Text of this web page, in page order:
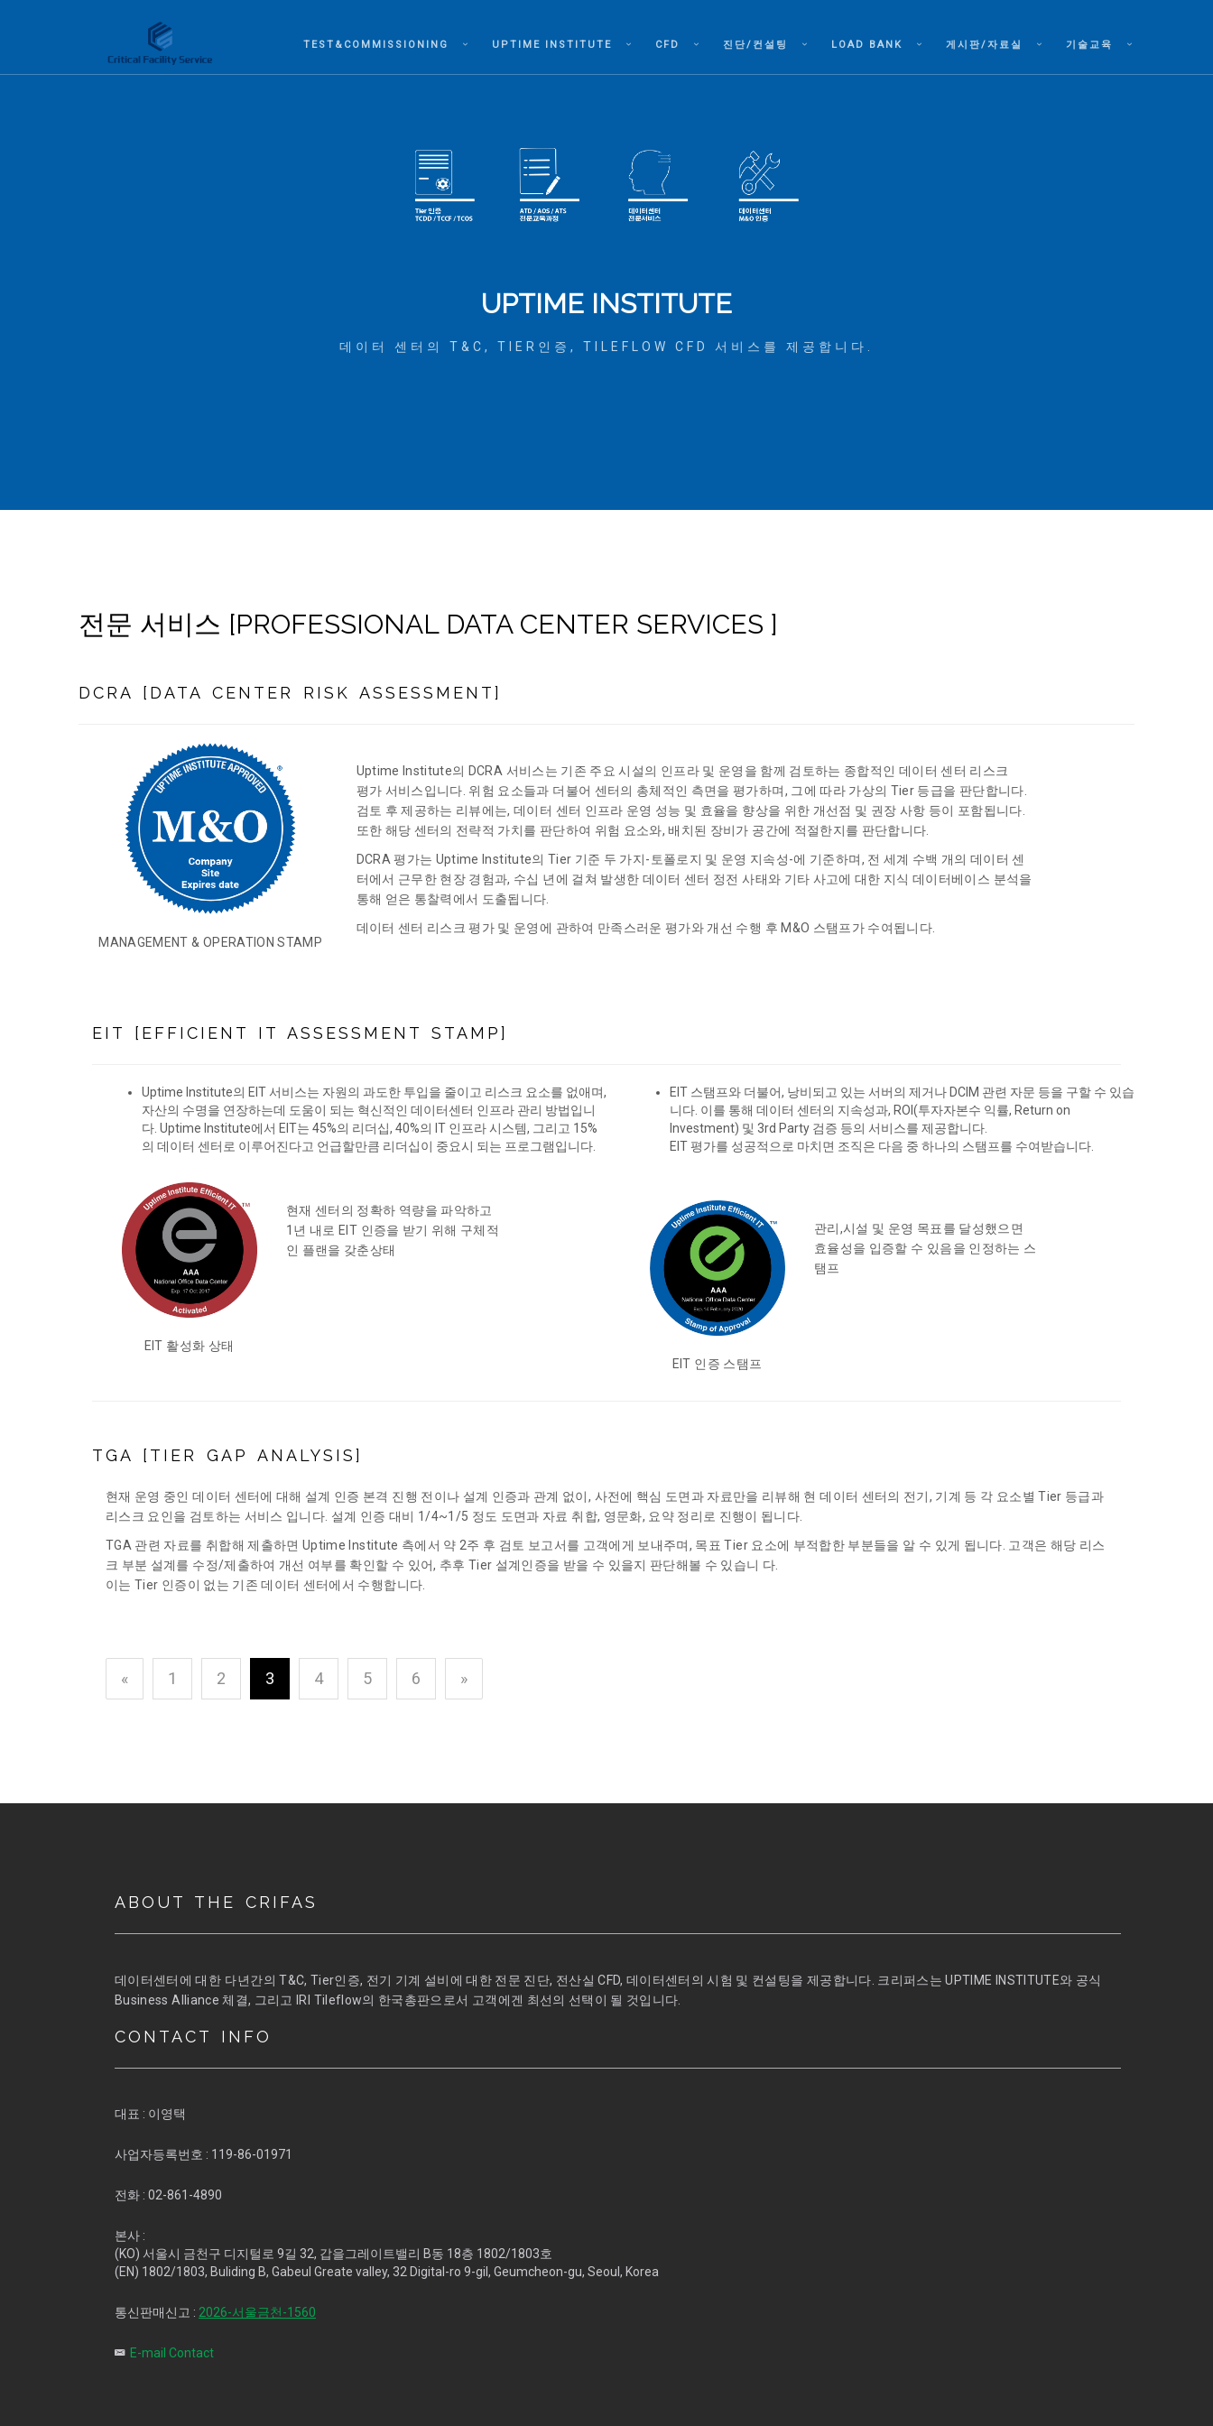
TEST&COMMISSIONING UPTIME INSTITUTE CFD 진단/컨설팅 LOAD BANK 게시판/자료실 기술교육
UPTIME INSTITUTE
데이터 센터의 T&C, TIER인증, TILEFLOW CFD 서비스를 제공합니다.
전문 서비스 [PROFESSIONAL DATA CENTER SERVICES ]
DCRA [DATA CENTER RISK ASSESSMENT]
MANAGEMENT & OPERATION STAMP
Uptime Institute의 DCRA 서비스는 기존 주요 시설의 인프라 및 운영을 함께 검토하는 종합적인 데이터 센터 리스크
평가 서비스입니다. 위험 요소들과 더불어 센터의 총체적인 측면을 평가하며, 그에 따라 가상의 Tier 등급을 판단합니다.
검토 후 제공하는 리뷰에는, 데이터 센터 인프라 운영 성능 및 효율을 향상을 위한 개선점 및 권장 사항 등이 포함됩니다.
또한 해당 센터의 전략적 가치를 판단하여 위험 요소와, 배치된 장비가 공간에 적절한지를 판단합니다.
DCRA 평가는 Uptime Institute의 Tier 기준 두 가지-토폴로지 및 운영 지속성-에 기준하며, 전 세계 수백 개의 데이터 센
터에서 근무한 현장 경험과, 수십 년에 걸쳐 발생한 데이터 센터 정전 사태와 기타 사고에 대한 지식 데이터베이스 분석을
통해 얻은 통찰력에서 도출됩니다.
데이터 센터 리스크 평가 및 운영에 관하여 만족스러운 평가와 개선 수행 후 M&O 스탬프가 수여됩니다.
EIT [EFFICIENT IT ASSESSMENT STAMP]
Uptime Institute의 EIT 서비스는 자원의 과도한 투입을 줄이고 리스크 요소를 없애며,
자산의 수명을 연장하는데 도움이 되는 혁신적인 데이터센터 인프라 관리 방법입니
다. Uptime Institute에서 EIT는 45%의 리더십, 40%의 IT 인프라 시스템, 그리고 15%
의 데이터 센터로 이루어진다고 언급할만큼 리더십이 중요시 되는 프로그램입니다.
EIT 활성화 상태
현재 센터의 정확하 역량을 파악하고
1년 내로 EIT 인증을 받기 위해 구체적
인 플랜을 갖춘상태
EIT 스탬프와 더불어, 낭비되고 있는 서버의 제거나 DCIM 관련 자문 등을 구할 수 있습
니다. 이를 통해 데이터 센터의 지속성과, ROI(투자자본수 익률, Return on
Investment) 및 3rd Party 검증 등의 서비스를 제공합니다.
EIT 평가를 성공적으로 마치면 조직은 다음 중 하나의 스탬프를 수여받습니다.
EIT 인증 스탬프
관리,시설 및 운영 목표를 달성했으면
효율성을 입증할 수 있음을 인정하는 스
탬프
TGA [TIER GAP ANALYSIS]
현재 운영 중인 데이터 센터에 대해 설계 인증 본격 진행 전이나 설계 인증과 관계 없이, 사전에 핵심 도면과 자료만을 리뷰해 현 데이터 센터의 전기, 기계 등 각 요소별 Tier 등급과
리스크 요인을 검토하는 서비스 입니다. 설계 인증 대비 1/4~1/5 정도 도면과 자료 취합, 영문화, 요약 정리로 진행이 됩니다.
TGA 관련 자료를 취합해 제출하면 Uptime Institute 측에서 약 2주 후 검토 보고서를 고객에게 보내주며, 목표 Tier 요소에 부적합한 부분들을 알 수 있게 됩니다. 고객은 해당 리스
크 부분 설계를 수정/제출하여 개선 여부를 확인할 수 있어, 추후 Tier 설계인증을 받을 수 있을지 판단해볼 수 있습니 다.
이는 Tier 인증이 없는 기존 데이터 센터에서 수행합니다.
« 1 2 3 4 5 6 »
ABOUT THE CRIFAS
데이터센터에 대한 다년간의 T&C, Tier인증, 전기 기계 설비에 대한 전문 진단, 전산실 CFD, 데이터센터의 시험 및 컨설팅을 제공합니다. 크리퍼스는 UPTIME INSTITUTE와 공식
Business Alliance 체결, 그리고 IRI Tileflow의 한국총판으로서 고객에겐 최선의 선택이 될 것입니다.
CONTACT INFO
대표 : 이영택
사업자등록번호 : 119-86-01971
전화 : 02-861-4890
본사 :
(KO) 서울시 금천구 디지털로 9길 32, 갑을그레이트밸리 B동 18층 1802/1803호
(EN) 1802/1803, Buliding B, Gabeul Greate valley, 32 Digital-ro 9-gil, Geumcheon-gu, Seoul, Korea
통신판매신고 : 2026-서울금천-1560
E-mail Contact